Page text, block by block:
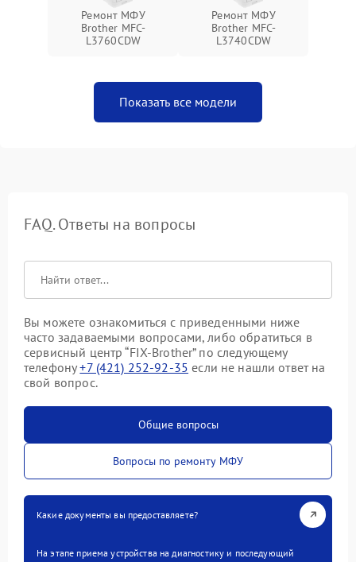
Ремонт МФУ
Brother MFC-
L3760CDW
Ремонт МФУ
Brother MFC-
L3740CDW
Показать все модели
FAQ. Ответы на вопросы
Вы можете ознакомиться с приведенными ниже
часто задаваемыми вопросами, либо обратиться в
сервисный центр “FIX-Brother” по следующему
телефону+7 (421) 252-92-35 если не нашли ответ на
свой вопрос.
Общие вопросы
Вопросы по ремонту МФУ
Какие документы вы предоставляете?
На этапе приема устройства на диагностику и последующий